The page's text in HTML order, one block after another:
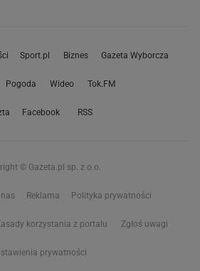
Sport.pl Biznes Gazeta Wyborcza
Pogoda Wideo Tok.FM
Facebook RSS
© Gazeta.pl sp. z o.o.
Reklama Polityka prywatności
korzystania z portalu Zgłoś uwagi
prywatności